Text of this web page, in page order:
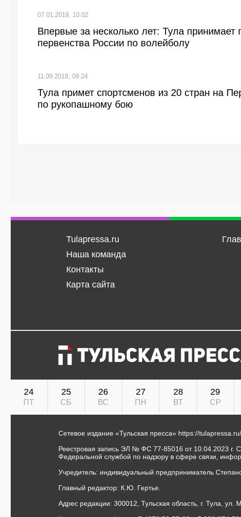
07.01.2019, 10:02
Впервые за несколько лет: Тула принимает
первенства России по волейболу
11.09.2018, 09:24
Тула примет спортсменов из 20 стран на
по рукопашному бою
Tulapressa.ru
Наша команда
Контакты
Карта сайта
24
ПТ
25
СБ
26
ВС
27
ПН
28
ВТ
29
СР
Сетевое издание «Тульская пресса» https://tulapressa.ru/
Реестровая запись ЭЛ № ФС 77-85016 от 10.04.2023 г.
Федеральной службой по надзору в сфере связи,
Учредитель: индивидуальный предприниматель
Главный редактор: К.Ю. Гертье.
Адрес редакции: 300012, Тульская область, г. Тула, ул.